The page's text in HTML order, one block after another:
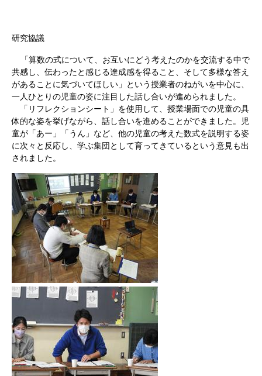
研究協議
「算数の式について、お互いにどう考えたのかを交流する中で
共感し、伝わったと感じる達成感を得ること、そして多様な答え
があることに気づいてほしい」という授業者のねがいを中心に、
一人ひとりの児童の姿に注目した話し合いが進められました。
「リフレクションシート」を使用して、授業場面での児童の具
体的な姿を挙げながら、話し合いを進めることができました。児
童が「あー」「うん」など、他の児童の考えた数式を説明する姿
に次々と反応し、学ぶ集団として育ってきているという意見も出
されました。